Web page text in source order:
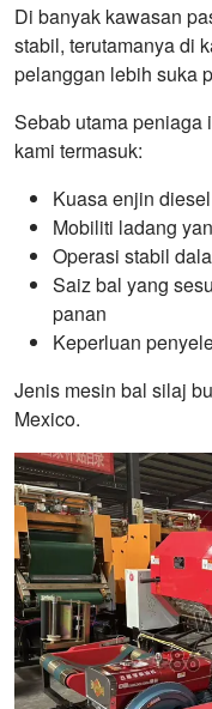
Di banyak kawasan
stabil, terutamanya di
pelanggan lebih suka
Sebab utama peniaga
kami termasuk:
Kuasa enjin
Mobiliti ladang
Operasi stabil
Saiz bal yang
panan
Keperluan
Jenis mesin bal silaj
Mexico.